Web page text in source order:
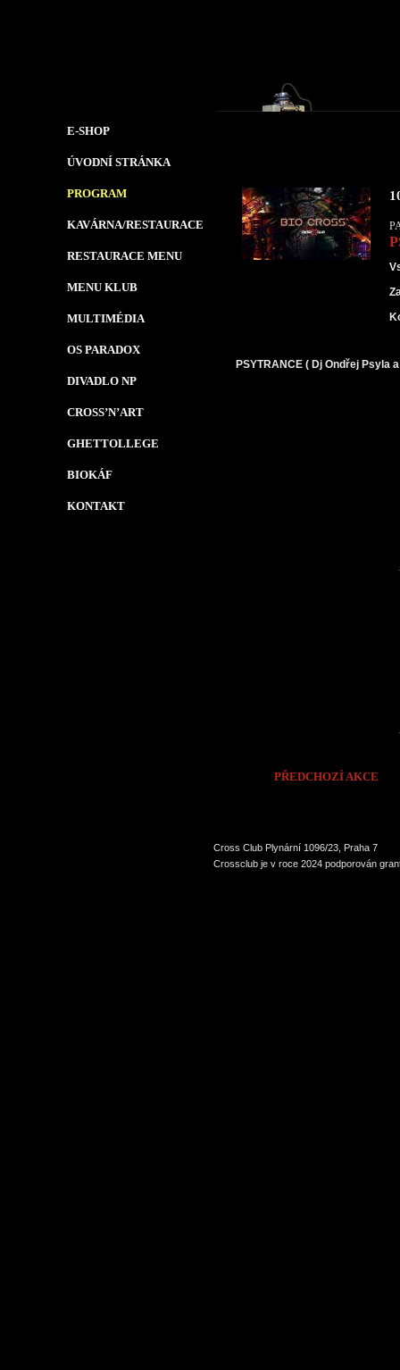
E-SHOP
ÚVODNÍ STRÁNKA
PROGRAM
KAVÁRNA/RESTAURACE
RESTAURACE MENU
MENU KLUB
MULTIMÉDIA
OS PARADOX
DIVADLO NP
CROSS’N’ART
GHETTOLLEGE
BIOKÁF
KONTAKT
PSYTRANCE ( Dj Ondřej Psyla
PŘEDCHOZÍ AKCE
Cross Club Plynární 1096/23, Praha 7
Crossclub je v roce 2024 podporován